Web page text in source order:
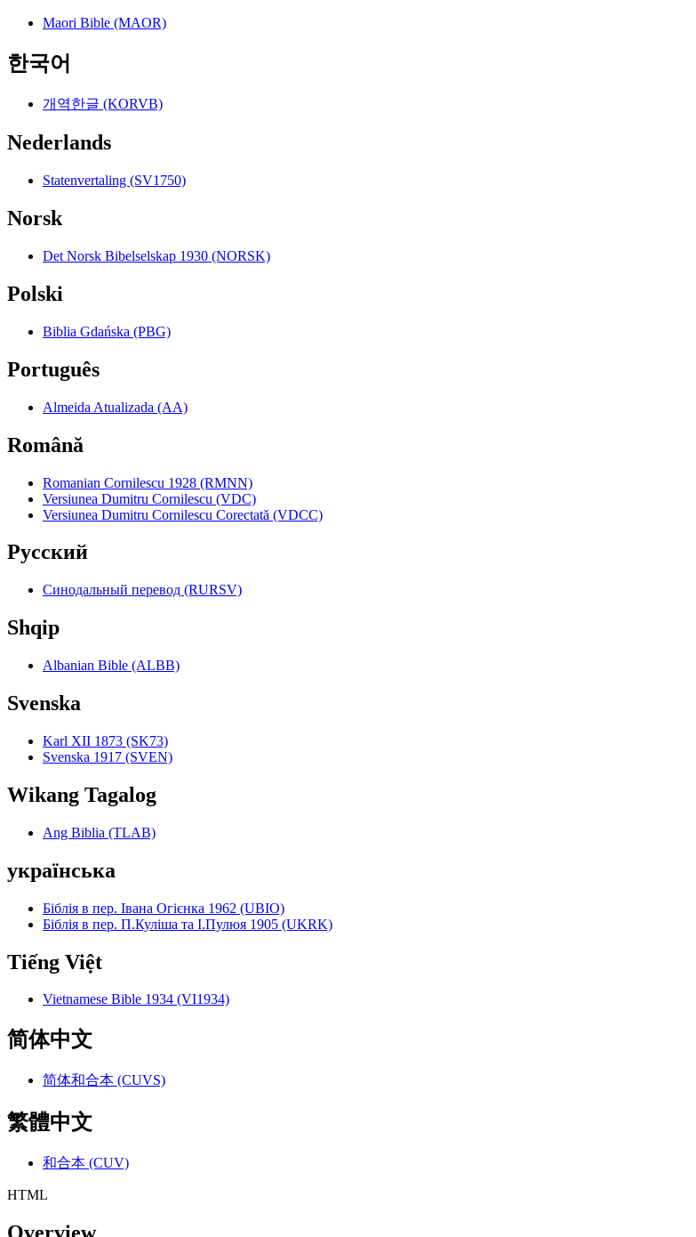
Maori Bible (MAOR)
한국어
개역한글 (KORVB)
Nederlands
Statenvertaling (SV1750)
Norsk
Det Norsk Bibelselskap 1930 (NORSK)
Polski
Biblia Gdańska (PBG)
Português
Almeida Atualizada (AA)
Română
Romanian Cornilescu 1928 (RMNN)
Versiunea Dumitru Cornilescu (VDC)
Versiunea Dumitru Cornilescu Corectată (VDCC)
Pyccкий
Синодальный перевод (RURSV)
Shqip
Albanian Bible (ALBB)
Svenska
Karl XII 1873 (SK73)
Svenska 1917 (SVEN)
Wikang Tagalog
Ang Biblia (TLAB)
українська
Біблія в пер. Івана Огієнка 1962 (UBIO)
Біблія в пер. П.Куліша та І.Пулюя 1905 (UKRK)
Tiếng Việt
Vietnamese Bible 1934 (VI1934)
简体中文
简体和合本 (CUVS)
繁體中文
和合本 (CUV)
HTML